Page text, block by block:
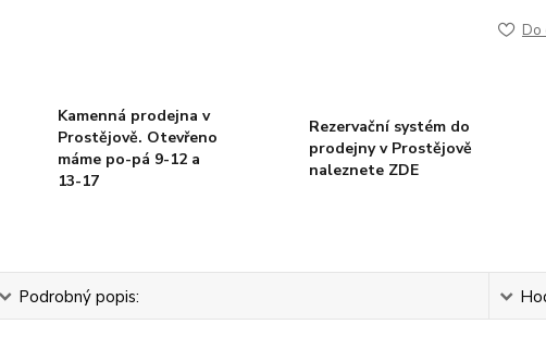
Do
Kamenná prodejna v
Prostějově. Otevřeno
máme po-pá 9-12 a
13-17
Rezervační systém do
prodejny v Prostějově
naleznete ZDE
Podrobný popis: